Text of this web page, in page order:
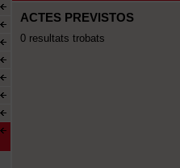
ACTES PREVISTOS
0 resultats trobats